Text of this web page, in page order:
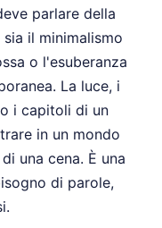
parlare della
il minimalismo
o l'esuberanza
La luce, i
i capitoli di un
in un mondo
una cena. È una
di parole,